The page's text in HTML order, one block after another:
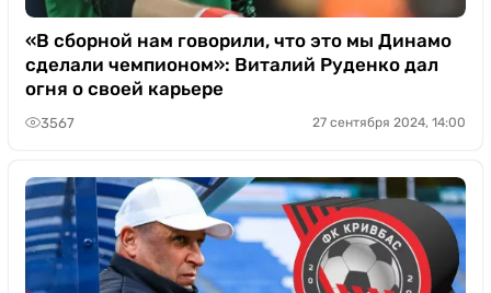
«В сборной нам говорили, что это мы Динамо
сделали чемпионом»: Виталий Руденко дал
огня о своей карьере
3567 27 сентября 2024, 14:00